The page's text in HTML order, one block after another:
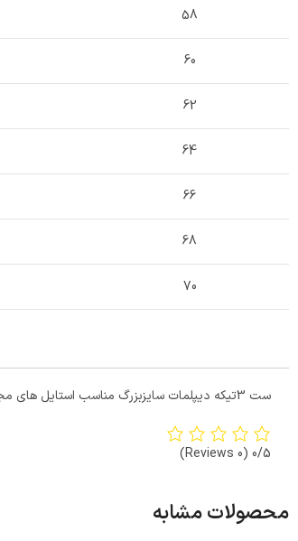
58
60
62
64
66
68
70
ست 3تیکه دیپلمات سایزبزرگ مناسب استایل های مجلسی و اسپرت،مناسب برای بانوانی که دنبال کاری بدون چروکی وآبرفت هستند
0/5
(0 Reviews)
محصولات مشابه